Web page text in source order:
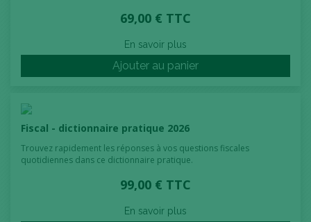
69,00 € TTC
En savoir plus
Ajouter au panier
Fiscal - dictionnaire pratique 2026
Trouvez rapidement les réponses à vos questions fiscales
quotidiennes dans ce dictionnaire pratique.
99,00 € TTC
En savoir plus